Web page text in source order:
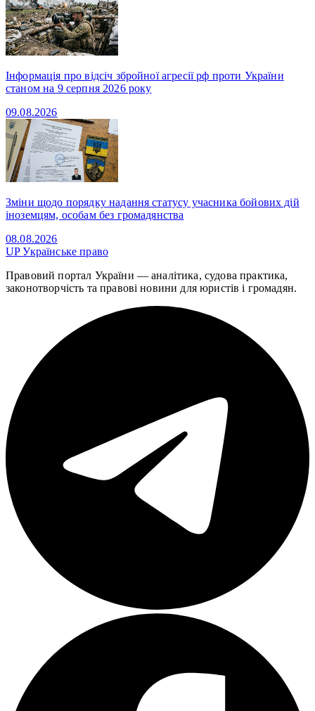
Інформація про відсіч збройної агресії рф проти України
станом на 9 серпня 2026 року
09.08.2026
Зміни щодо порядку надання статусу учасника бойових дій
іноземцям, особам без громадянства
08.08.2026
UPУкраїнське право
Правовий портал України — аналітика, судова практика,
законотворчість та правові новини для юристів і громадян.